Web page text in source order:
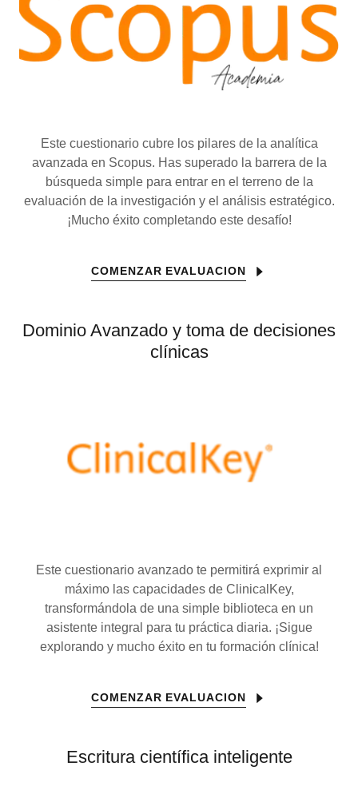
Este cuestionario cubre los pilares de la analítica
avanzada en Scopus. Has superado la barrera de la
búsqueda simple para entrar en el terreno de la
evaluación de la investigación y el análisis estratégico.
¡Mucho éxito completando este desafío!
COMENZAR EVALUACION
Dominio Avanzado y toma de decisiones
clínicas
Este cuestionario avanzado te permitirá exprimir al
máximo las capacidades de ClinicalKey,
transformándola de una simple biblioteca en un
asistente integral para tu práctica diaria. ¡Sigue
explorando y mucho éxito en tu formación clínica!
COMENZAR EVALUACION
Escritura científica inteligente